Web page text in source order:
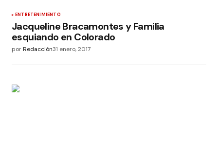
ENTRETENIMIENTO
Jacqueline Bracamontes y Familia
esquiando en Colorado
porRedacción31 enero, 2017